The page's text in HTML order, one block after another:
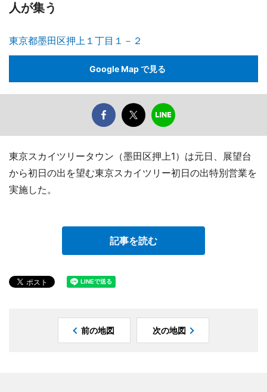
人が集う
東京都墨田区押上１丁目１－２
Google Map で見る
東京スカイツリータウン（墨田区押上1）は元日、展望台
から初日の出を望む東京スカイツリー初日の出特別営業を
実施した。
記事を読む
前の地図 次の地図